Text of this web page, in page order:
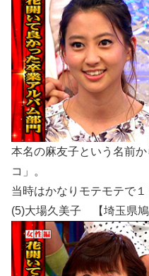
本名の麻友子という名前
コ」。
当時はかなりモテモテで
(5)大場久美子 【埼玉県鳩